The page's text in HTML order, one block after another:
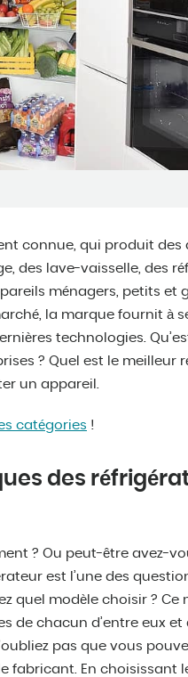
connue, qui produit des
des lave-vaisselle, des
ménagers, petits et
la marque fournit à
technologies.
? Quel est le meilleur
un appareil.
catégories !
des
? Ou peut-être avez-
est l’une des
quel modèle choisir ? Ce
de chacun d’entre eux et
pas que vous
fabricant. En choisissant